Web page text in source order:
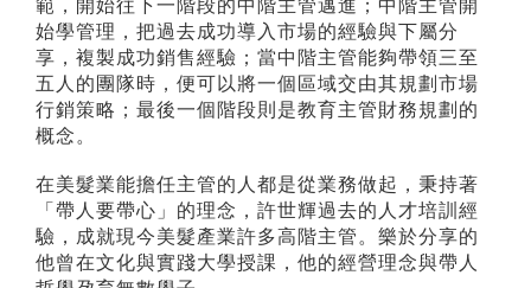
範，開始往下一階段的中階主管邁進；中階主管開
始學管理，把過去成功導入市場的經驗與下屬分
享，複製成功銷售經驗；當中階主管能夠帶領三至
五人的團隊時，便可以將一個區域交由其規劃市場
行銷策略；最後一個階段則是教育主管財務規劃的
概念。
在美髮業能擔任主管的人都是從業務做起，秉持著
「帶人要帶心」的理念，許世輝過去的人才培訓經
驗，成就現今美髮產業許多高階主管。樂於分享的
他曾在文化與實踐大學授課，他的經營理念與帶人